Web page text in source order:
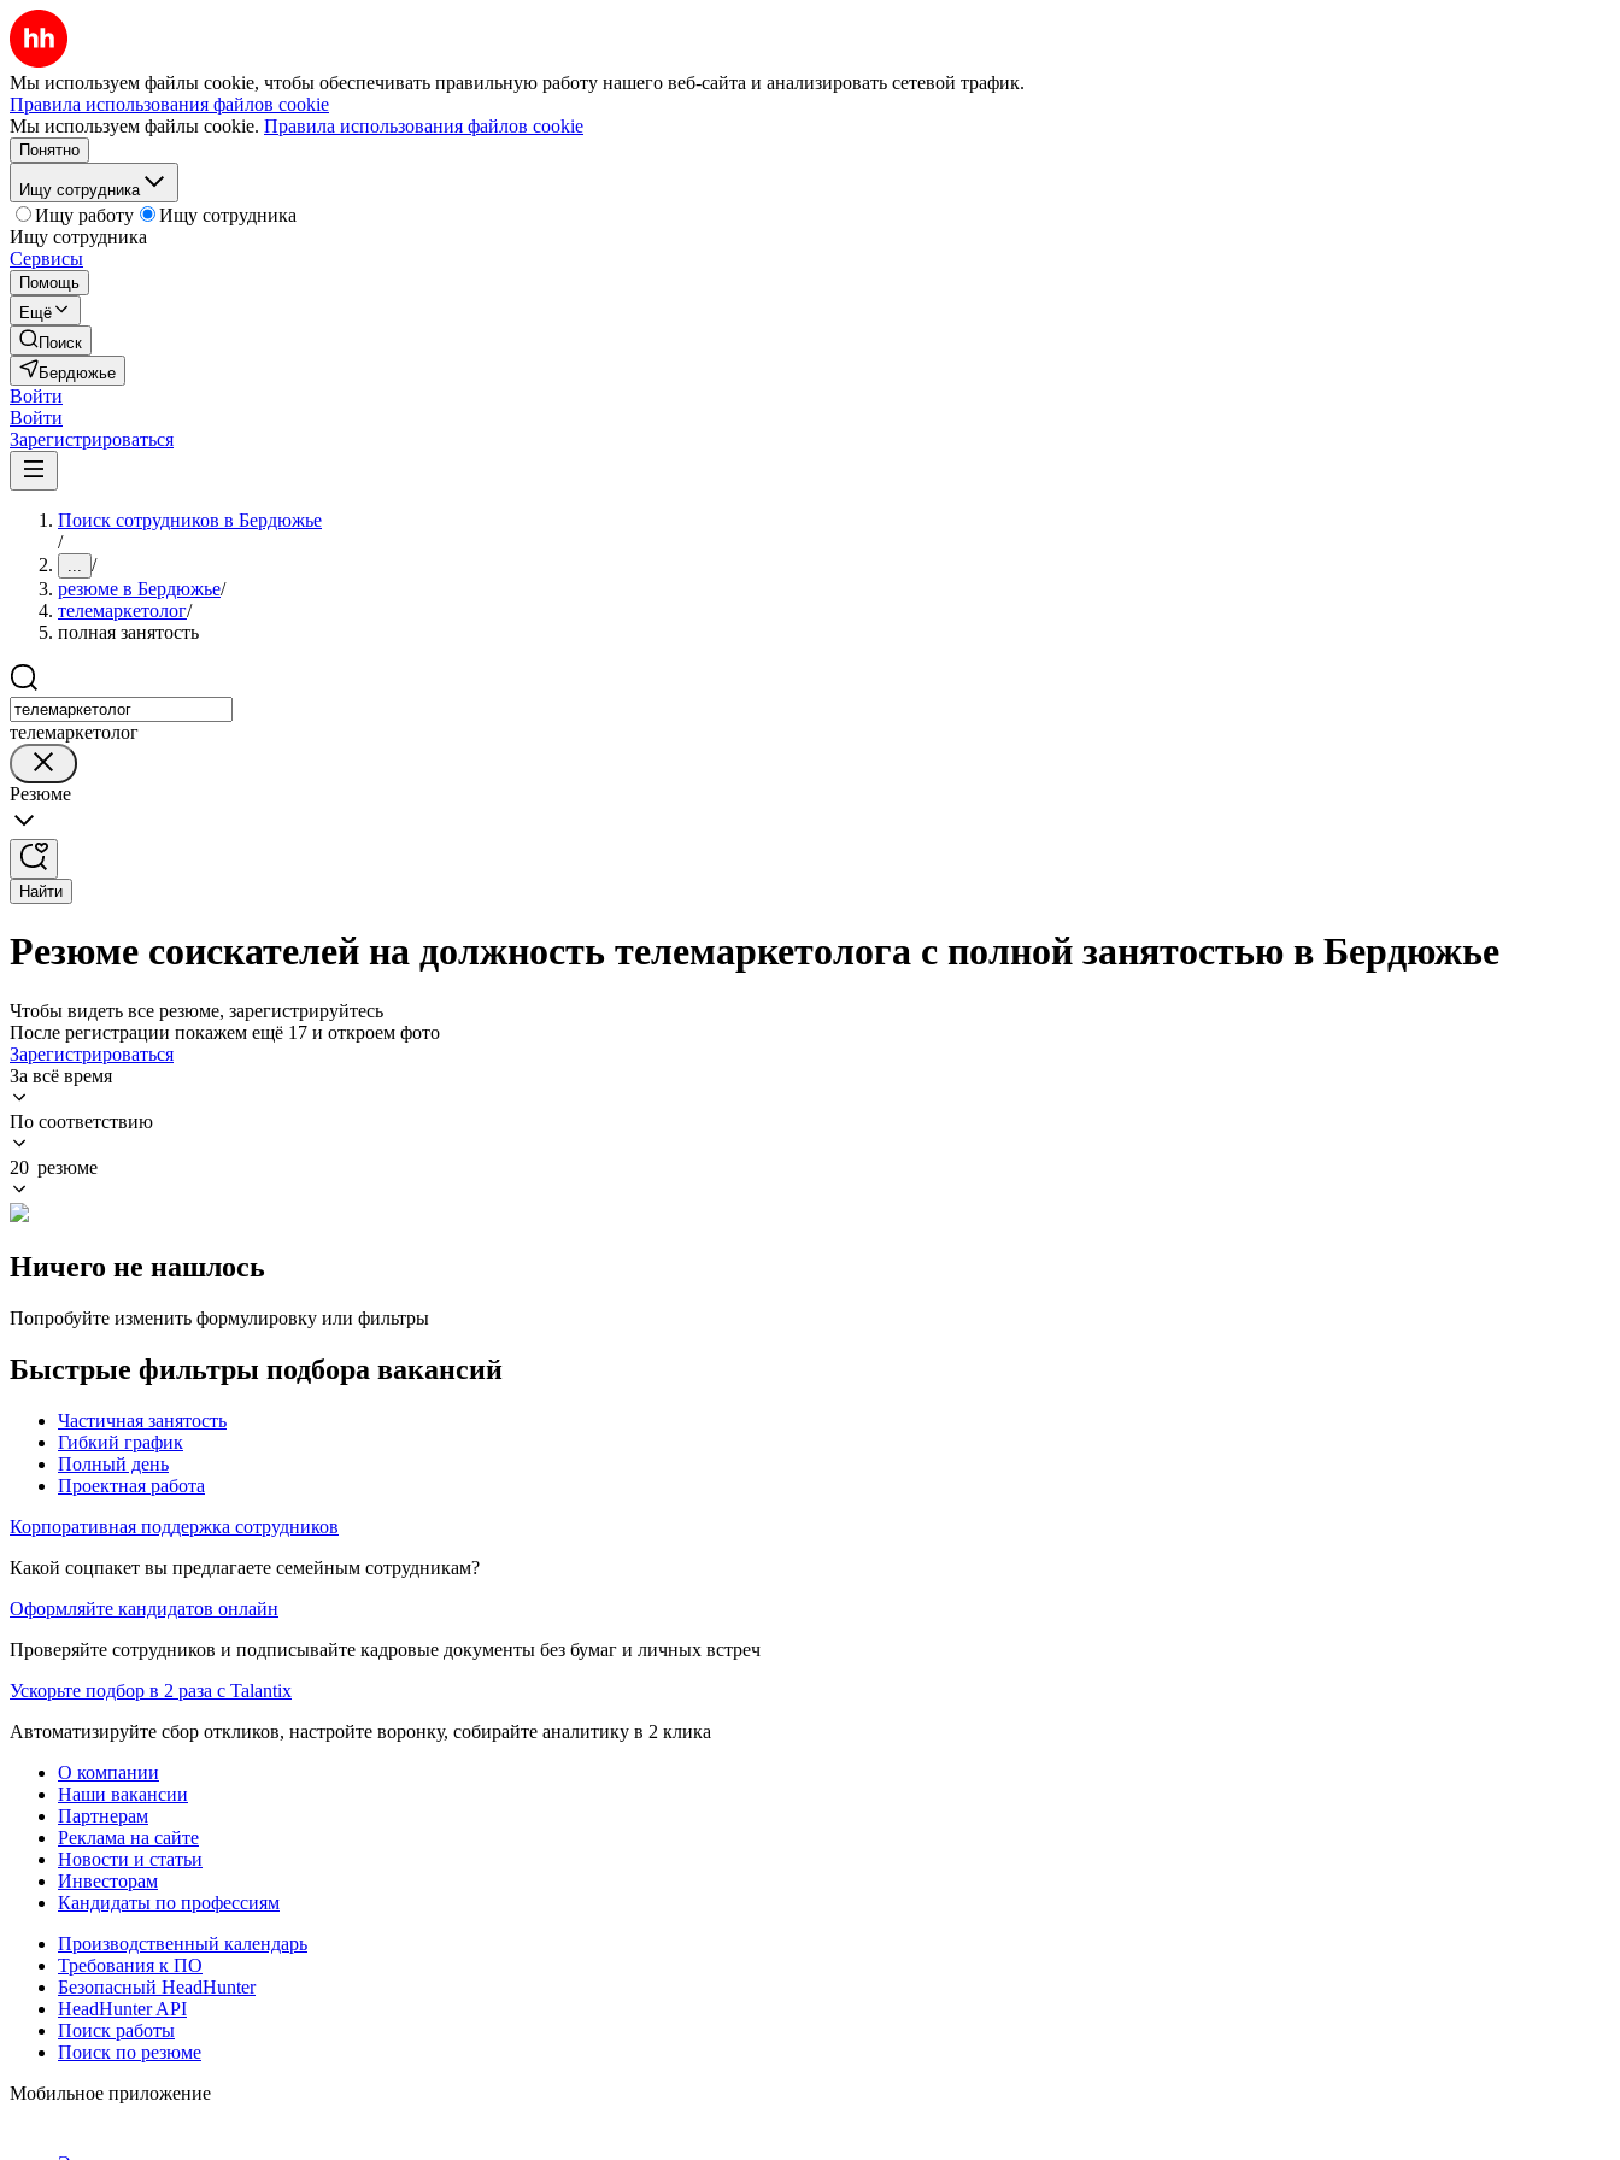
Мы используем файлы cookie, чтобы обеспечивать правильную работу нашего веб-сайта и анализировать сетевой трафик.
Правила использования файлов cookie
Мы используем файлы cookie. Правила использования файлов cookie
Понятно
Ищу сотрудника
Ищу работу
Ищу сотрудника
Ищу сотрудника
Сервисы
Помощь
Ещё
Поиск
Бердюжье
Войти
Войти
Зарегистрироваться
Поиск сотрудников в Бердюжье
/
... /
резюме в Бердюжье/
телемаркетолог/
полная занятость
телемаркетолог
Резюме
Найти
Резюме соискателей на должность телемаркетолога с полной занятостью в Бердюжье
Чтобы видеть все резюме, зарегистрируйтесь
После регистрации покажем ещё 17 и откроем фото
Зарегистрироваться
За всё время
По соответствию
20 резюме
Ничего не нашлось
Попробуйте изменить формулировку или фильтры
Быстрые фильтры подбора вакансий
Частичная занятость
Гибкий график
Полный день
Проектная работа
Корпоративная поддержка сотрудников
Какой соцпакет вы предлагаете семейным сотрудникам?
Оформляйте кандидатов онлайн
Проверяйте сотрудников и подписывайте кадровые документы без бумаг и личных встреч
Ускорьте подбор в 2 раза с Talantix
Автоматизируйте сбор откликов, настройте воронку, собирайте аналитику в 2 клика
О компании
Наши вакансии
Партнерам
Реклама на сайте
Новости и статьи
Инвесторам
Кандидаты по профессиям
Производственный календарь
Требования к ПО
Безопасный HeadHunter
HeadHunter API
Поиск работы
Поиск по резюме
Мобильное приложение